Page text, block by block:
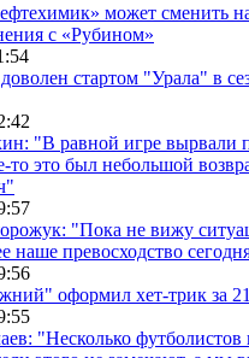
может сменить
с «Рубином»
стартом "Урала" в
"В равной игре вырвали
это был небольшой
"Пока не вижу
наше превосходство
оформил хет-трик за
"Несколько